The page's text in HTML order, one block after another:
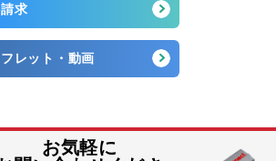
求
レット・動画
お気軽に